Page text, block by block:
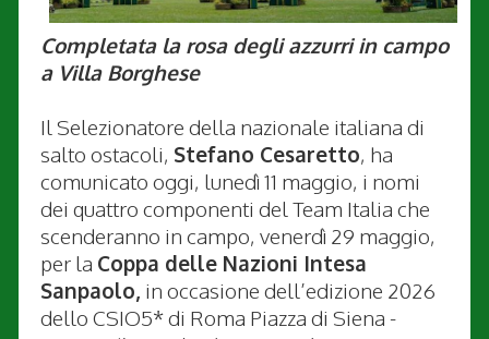
Completata la rosa degli azzurri in campo
a Villa Borghese
Il Selezionatore della nazionale italiana di
salto ostacoli, Stefano Cesaretto, ha
comunicato oggi, lunedì 11 maggio, i nomi
dei quattro componenti del Team Italia che
scenderanno in campo, venerdì 29 maggio,
per la Coppa delle Nazioni Intesa
Sanpaolo, in occasione dell’edizione 2026
dello CSIO5* di Roma Piazza di Siena -